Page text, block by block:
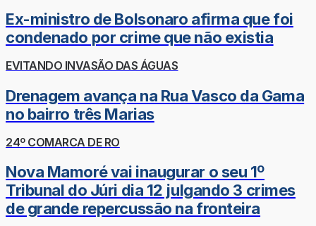
Ex-ministro de Bolsonaro afirma que foi
condenado por crime que não existia
EVITANDO INVASÃO DAS ÁGUAS
Drenagem avança na Rua Vasco da Gama
no bairro três Marias
24º COMARCA DE RO
Nova Mamoré vai inaugurar o seu 1º
Tribunal do Júri dia 12 julgando 3 crimes
de grande repercussão na fronteira